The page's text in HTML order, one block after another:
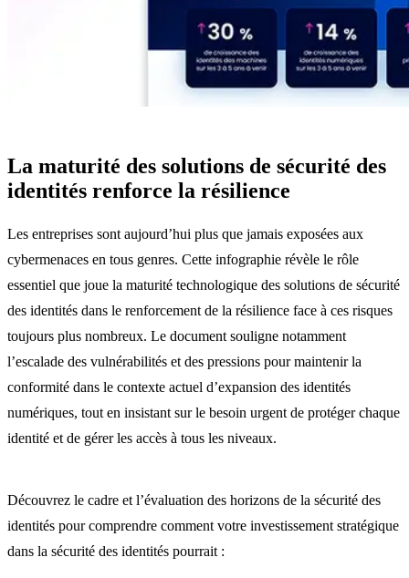
La maturité des solutions de sécurité des
identités renforce la résilience
Les entreprises sont aujourd’hui plus que jamais exposées aux
cybermenaces en tous genres. Cette infographie révèle le rôle
essentiel que joue la maturité technologique des solutions de sécurité
des identités dans le renforcement de la résilience face à ces risques
toujours plus nombreux. Le document souligne notamment
l’escalade des vulnérabilités et des pressions pour maintenir la
conformité dans le contexte actuel d’expansion des identités
numériques, tout en insistant sur le besoin urgent de protéger chaque
identité et de gérer les accès à tous les niveaux.
Découvrez le cadre et l’évaluation des horizons de la sécurité des
identités pour comprendre comment votre investissement stratégique
dans la sécurité des identités pourrait :